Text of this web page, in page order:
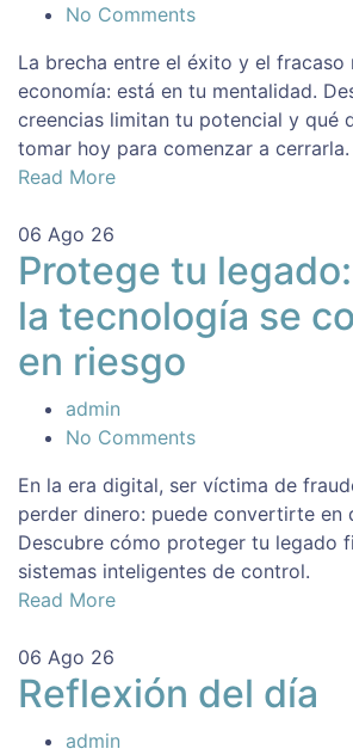
No Comments
La brecha entre el éxito y el fracaso
economía: está en tu mentalidad.
creencias limitan tu potencial y qué
tomar hoy para comenzar a cerrarla.
Read More
06 Ago 26
Protege tu
la tecnología se
en riesgo
admin
No Comments
En la era digital, ser víctima de
perder dinero: puede convertirte en
Descubre cómo proteger tu legado
sistemas inteligentes de control.
Read More
06 Ago 26
Reflexión del día
admin